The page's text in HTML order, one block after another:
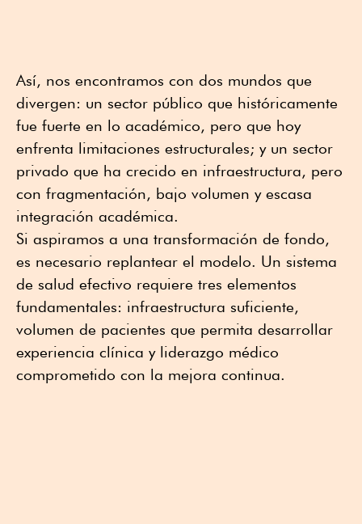
Así, nos encontramos con dos mundos que
divergen: un sector público que históricamente
fue fuerte en lo académico, pero que hoy
enfrenta limitaciones estructurales; y un sector
privado que ha crecido en infraestructura, pero
con fragmentación, bajo volumen y escasa
integración académica.
Si aspiramos a una transformación de fondo,
es necesario replantear el modelo. Un sistema
de salud efectivo requiere tres elementos
fundamentales: infraestructura suficiente,
volumen de pacientes que permita desarrollar
experiencia clínica y liderazgo médico
comprometido con la mejora continua.